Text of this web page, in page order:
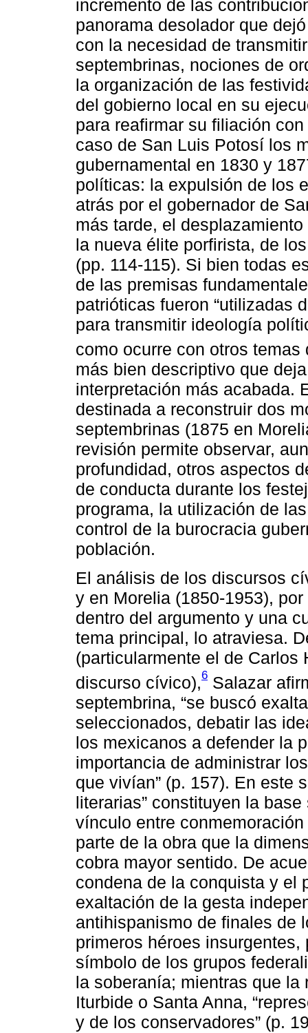
incremento de las
panorama desolador que
con la necesidad de
septembrinas, nociones de
la organización de las
del gobierno local en su
para reafirmar su filiación
caso de San Luis Potosí los
gubernamental en 1830 y
políticas: la expulsión de los
atrás por el gobernador de
más tarde, el
la nueva élite porfirista, de
(pp. 114-115). Si bien todas
de las premisas
patrióticas fueron “utilizadas
para transmitir ideología
como ocurre con otros temas
más bien descriptivo que
interpretación más acabada.
destinada a reconstruir dos
septembrinas (1875 en
revisión permite observar,
profundidad, otros aspectos
de conducta durante los
programa, la utilización de
control de la burocracia
población.
El análisis de los discursos
y en Morelia (1850-1953),
dentro del argumento y una
tema principal, lo atraviesa.
(particularmente el de Carlos
discurso cívico),6 Salazar
septembrina, “se buscó
seleccionados, debatir las
los mexicanos a defender la
importancia de administrar
que vivían” (p. 157). En este
literarias” constituyen la
vínculo entre
parte de la obra que la
cobra mayor sentido. De
condena de la conquista y el
exaltación de la gesta
antihispanismo de finales de
primeros héroes
símbolo de los grupos
la soberanía; mientras que
Iturbide o Santa Anna,
y de los conservadores” (p.